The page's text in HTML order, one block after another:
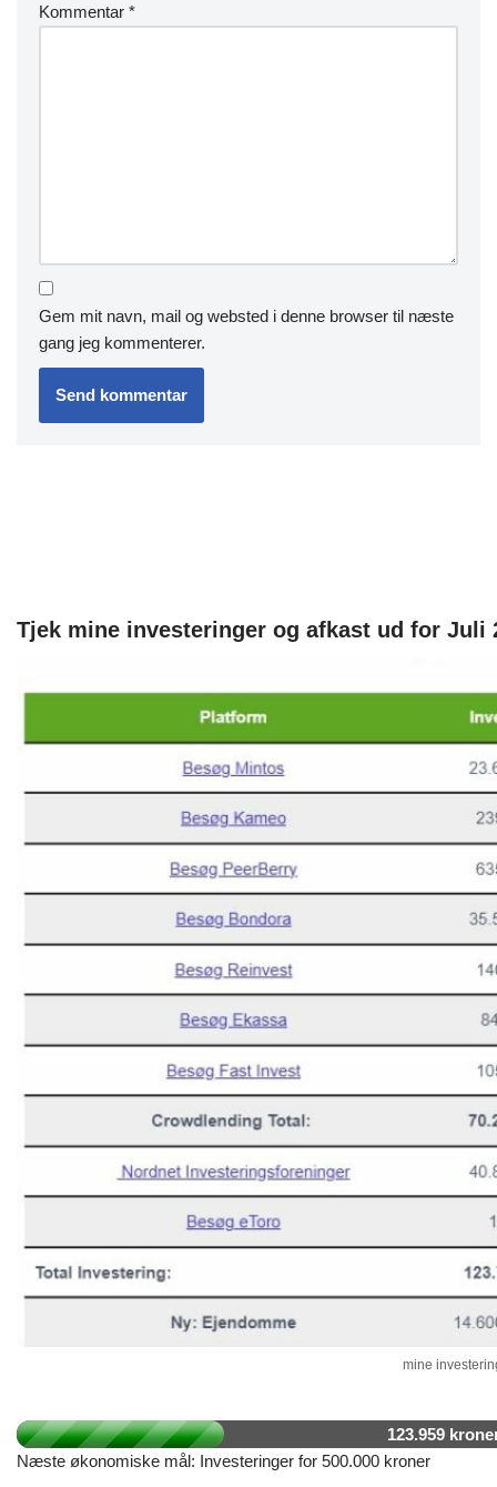
Kommentar *
Gem mit navn, mail og websted i denne browser til næste
gang jeg kommenterer.
Tjek mine investeringer og afkast ud for Juli
mine
123.959
Næste økonomiske mål: Investeringer for 500.000 kroner